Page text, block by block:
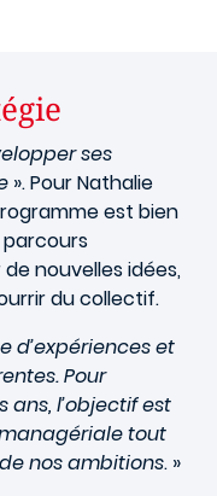
ses
». Pour Nathalie
est bien
nouvelles idées,
du collectif.
d’expériences et
Pour
l’objectif est
tout
nos ambitions. »